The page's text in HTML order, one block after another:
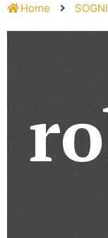
Home SOGNI